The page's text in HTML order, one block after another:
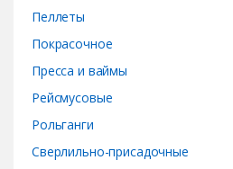
Пеллеты
Покрасочное
Пресса и ваймы
Рейсмусовые
Рольганги
Сверлильно-присадочные